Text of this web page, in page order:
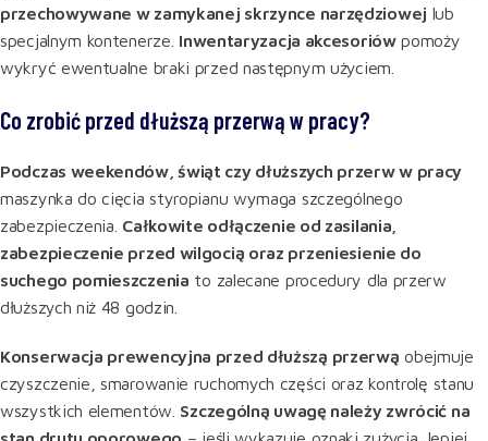
przechowywane w zamykanej skrzynce narzędziowej lub
specjalnym kontenerze. Inwentaryzacja akcesoriówpomoży
wykryć ewentualne braki przed następnym użyciem.
Co zrobić przed dłuższą przerwą w pracy?
Podczas weekendów, świąt czy dłuższych przerw w pracy
maszynka do cięcia styropianu wymaga szczególnego
zabezpieczenia. Całkowite odłączenie od zasilania,
zabezpieczenie przed wilgocią oraz przeniesienie do
suchego pomieszczenia to zalecane procedury dla przerw
dłuższych niż 48 godzin
Konserwacja prewencyjna przed dłuższą przerwą obejmuje
czyszczenie, smarowanie ruchomych części oraz kontrolę stanu
wszystkich elementów. Szczególną uwagę należy zwrócić na